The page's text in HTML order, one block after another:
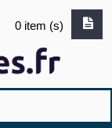
0 item (s)